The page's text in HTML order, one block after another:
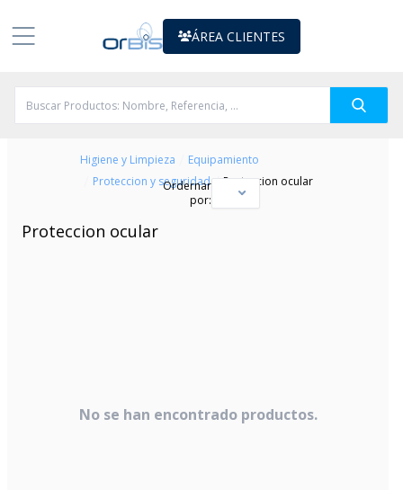
ÁREA CLIENTES
Higiene y Limpieza Equipamiento
Proteccion y seguridad / Proteccion ocular
Ordernar
por:
Proteccion ocular
No se han encontrado productos.